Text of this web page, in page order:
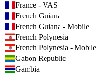
France - VAS
French Guiana
French Guiana - Mobile
French Polynesia
French Polynesia - Mobile
Gabon Republic
Gambia